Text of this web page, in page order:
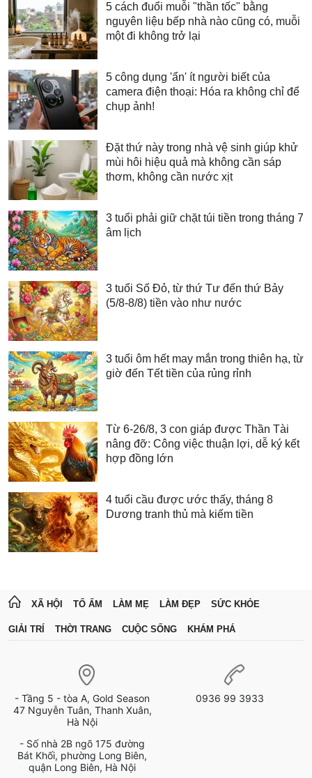
5 cách đuổi muỗi "thần tốc" bằng
nguyên liệu bếp nhà nào cũng có, muỗi
một đi không trở lại
5 công dụng 'ẩn' ít người biết của
camera điện thoại: Hóa ra không chỉ để
chụp ảnh!
Đặt thứ này trong nhà vệ sinh giúp khử
mùi hôi hiệu quả mà không cần sáp
thơm, không cần nước xịt
3 tuổi phải giữ chặt túi tiền trong tháng 7
âm lịch
3 tuổi Số Đỏ, từ thứ Tư đến thứ Bảy
(5/8-8/8) tiền vào như nước
3 tuổi ôm hết may mắn trong thiên hạ, từ
giờ đến Tết tiền của rủng rỉnh
Từ 6-26/8, 3 con giáp được Thần Tài
nâng đỡ: Công việc thuận lợi, dễ ký kết
hợp đồng lớn
4 tuổi cầu được ước thấy, tháng 8
Dương tranh thủ mà kiếm tiền
XÃ HỘI TỔ ẤM LÀM MẸ LÀM ĐẸP SỨC KHỎE
GIẢI TRÍ THỜI TRANG CUỘC SỐNG KHÁM PHÁ
- Tầng 5 - tòa A, Gold Season
47 Nguyễn Tuân, Thanh Xuân,
Hà Nội
- Số nhà 2B ngõ 175 đường
Bát Khối, phường Long Biên,
quận Long Biên, Hà Nội
0936 99 3933